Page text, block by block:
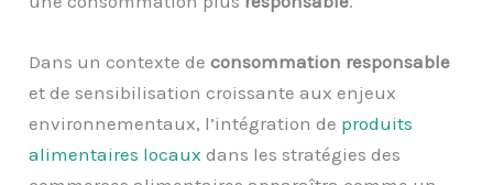
Dans un contexte deconsommation responsable
et de sensibilisation croissante aux enjeux
environnementaux, l’intégration de produits
alimentaires locaux dans les stratégies des